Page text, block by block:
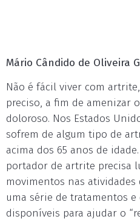
Mário Cândido de Oliveira
Não é fácil viver com
preciso, a fim de amenizar
doloroso. Nos Estados
sofrem de algum tipo de
acima dos 65 anos de
portador de artrite precisa
movimentos nas
uma série de tratamentos e
disponíveis para ajudar o